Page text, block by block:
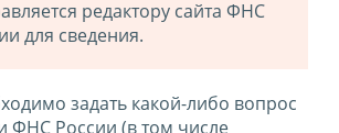
редактору сайта ФНС
для сведения.
задать какой-либо вопрос
ФНС России (в том числе